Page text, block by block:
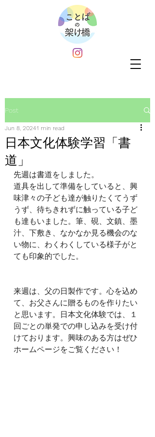
Post
日本文化体験学習「書
道」
Jun 8, 20241 min read
先週は書道をしました。
道具を出して準備をしていると、興
味津々の子ども達が触りたくてうず
うず、待ちきれずに触っている子ど
も達もいました。筆、硯、文鎮、墨
汁、下敷き、なかなか見る機会のな
い物に、わくわくしている様子がと
ても印象的でした。
来週は、父の日製作です。心を込め
て、お父さんに贈るものを作りたい
と思います。日本文化体験では、１
回ごとの単発での申し込みを受け付
けております。興味のある方はぜひ
ホームページをご覧ください！